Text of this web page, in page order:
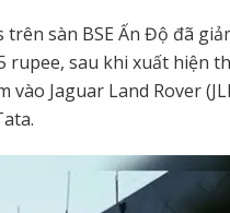
sàn BSE Ấn Độ đã
rupee, sau khi xuất hiện
Jaguar Land Rover